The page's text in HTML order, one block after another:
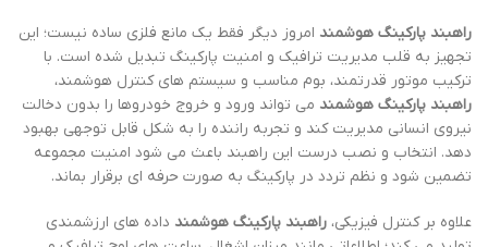
راهبند پارکینگ هوشمند امروز دیگر فقط یک مانع فلزی ساده نیست؛ این
تجهیز به قلب مدیریت ترافیک و امنیت پارکینگ تبدیل شده است. با
ترکیب موتور قدرتمند، بوم مناسب و سیستم های کنترل هوشمند،
راهبند پارکینگ هوشمند می تواند ورود و خروج خودروها را بدون دخالت
نیروی انسانی مدیریت کند و تجربه راننده را به شکل قابل توجهی بهبود
دهد. انتخاب و نصب درست این راهبند باعث می شود امنیت مجموعه
تضمین شود و نظم تردد در پارکینگ به صورت حرفه ای برقرار بماند.
علاوه بر کنترل فیزیکی، راهبند پارکینگ هوشمند داده های ارزشمندی